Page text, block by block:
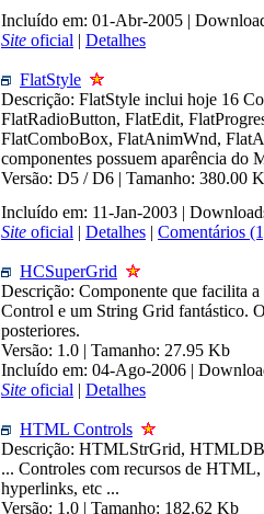
Incluído em: 01-Abr-2005 |
Site oficial | Detalhes
FlatStyle
Descrição: FlatStyle inclui hoje 16
FlatRadioButton, FlatEdit,
FlatComboBox, FlatAnimWnd,
componentes possuem aparência do
Versão: D5 / D6 | Tamanho: 380.00
Incluído em: 11-Jan-2003 |
Site oficial | Detalhes | Comentários
HCSuperGrid
Descrição: Componente que facilita
Control e um String Grid fantástico.
posteriores.
Versão: 1.0 | Tamanho: 27.95 Kb
Incluído em: 04-Ago-2006 |
Site oficial | Detalhes
HTML Controls
Descrição: HTMLStrGrid,
... Controles com recursos de
hyperlinks, etc ...
Versão: 1.0 | Tamanho: 182.62 Kb